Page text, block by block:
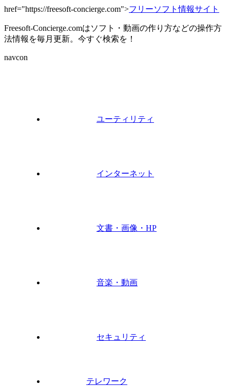
href="https://freesoft-concierge.com">フリーソフト情報サイト
Freesoft-Concierge.comはソフト・動画の作り方などの操作方
法情報を毎月更新。今すぐ検索を！
navcon
ユーティリティ
インターネット
文書・画像・HP
音楽・動画
セキュリティ
テレワーク